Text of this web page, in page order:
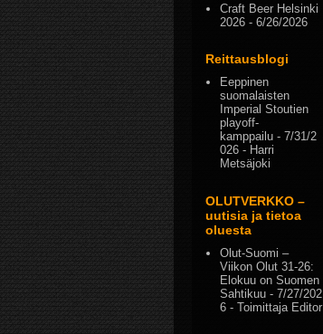
Craft Beer Helsinki
2026 - 6/26/2026
Reittausblogi
Eeppinen
suomalaisten
Imperial Stoutien
playoff-
kamppailu - 7/31/2
026 - Harri
Metsäjoki
OLUTVERKKO –
uutisia ja tietoa
oluesta
Olut-Suomi –
Viikon Olut 31-26:
Elokuu on Suomen
Sahtikuu - 7/27/202
6 - Toimittaja Editor